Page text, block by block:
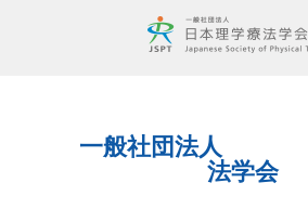
一般社団法人 日
法学会